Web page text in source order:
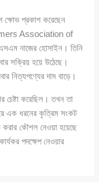
ক্ষোভ প্রকাশ করেছেন
Association of
নাজের হোসাইন। তিনি
সক্রিয় হয়ে উঠেছে।
নিত্যপণ্যের দাম বাড়ে।
চেষ্টা করেছিল। তখন তা
এক ধরনের কৃত্রিম সংকট
করার কৌশল নেওয়া হয়েছে
পদক্ষেপ নেওয়ার